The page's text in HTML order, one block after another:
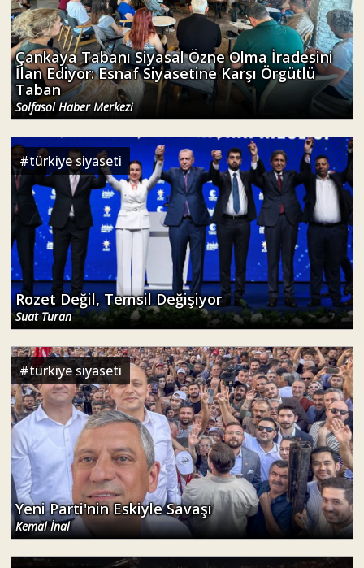
Çankaya Tabanı Siyasal Özne Olma İradesini
İlan Ediyor: Esnaf Siyasetine Karşı Örgütlü
Taban
Solfasol Haber Merkezi
#türkiye siyaseti
Rozet Değil, Temsil Değişiyor
Suat Turan
#türkiye siyaseti
Yeni Parti'nin Eskiyle Savaşı
Kemal İnal